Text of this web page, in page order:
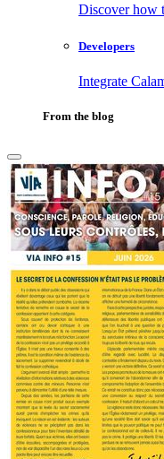
Discover how
Developers
Integrate
From the blog